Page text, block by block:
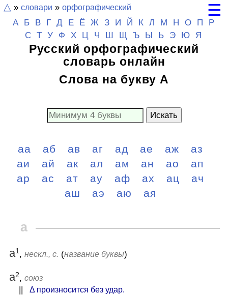
☰
△ » словари » орфографический
А Б В Г Д Е Ё Ж З И Й К Л М Н О П
Р
С Т У Ф Х Ц Ч Ш Щ Ъ Ы Ь Э Ю Я
Русский орфографический
словарь онлайн
Слова на букву А
Искать
аа аб ав аг ад ае аж
аз
аи
ай ак ал ам ан ао
ап
ар
ас ат ау аф ах ац
ач
аш
аэ аю ая
а
а1 , нескл., с. (название буквы)
а2, союз
Δ произносится без удар.